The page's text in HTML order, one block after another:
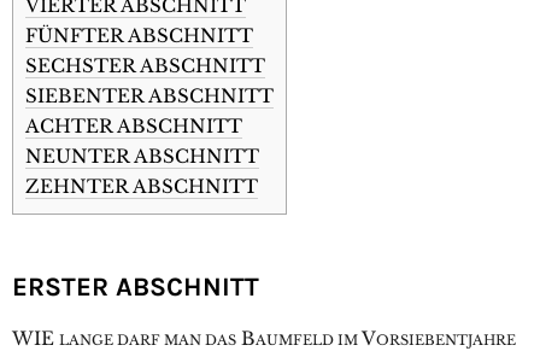
VIERTER ABSCHNITT
FÜNFTER ABSCHNITT
SECHSTER ABSCHNITT
SIEBENTER ABSCHNITT
ACHTER ABSCHNITT
NEUNTER ABSCHNITT
ZEHNTER ABSCHNITT
ERSTER ABSCHNITT
WIE LANGE DARF MAN DAS BAUMFELD IMVORSIEBENTJAHRE